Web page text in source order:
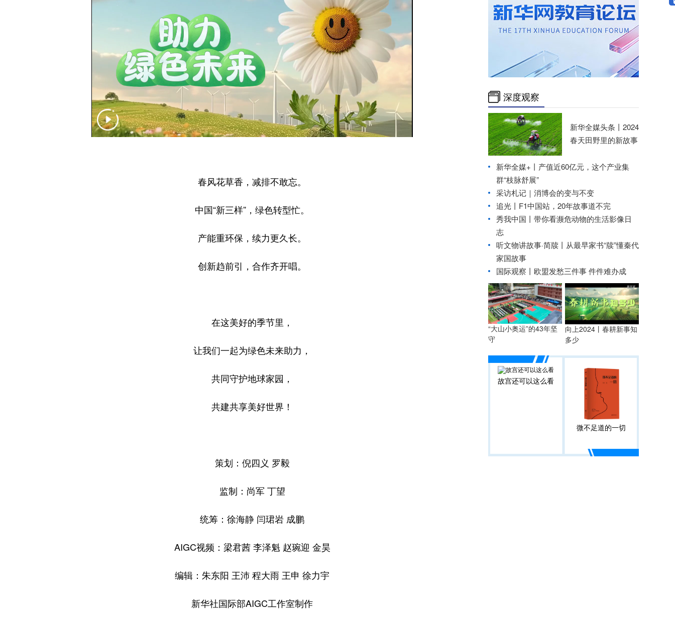
春风花草香，减排不敢忘。
中国“新三样”，绿色转型忙。
产能重环保，续力更久长。
创新趋前引，合作齐开唱。
在这美好的季节里，
让我们一起为绿色未来助力，
共同守护地球家园，
共建共享美好世界！
策划：倪四义 罗毅
监制：尚军 丁望
统筹：徐海静 闫珺岩 成鹏
AIGC视频：梁君茜 李泽魁 赵琬迎 金昊
编辑：朱东阳 王沛 程大雨 王申 徐力宇
新华社国际部AIGC工作室制作
深度观察
新华全媒头条丨 2024
春天田野里的新故事
新华全媒+丨 产值近60亿元，这个产业集
群“枝脉舒展”
采访札记｜消博会的变与不变
追光丨 F1中国站，20年故事道不完
秀我中国丨 带你看濒危动物的生活影像日
志
听文物讲故事·简牍丨从最早家书“牍”懂秦代
家国故事
国际观察丨 欧盟发愁三件事 件件难办成
“大山小奥运”的43年坚
守
向上2024丨春耕新事知
多少
故宫还可以这么看
微不足道的一切